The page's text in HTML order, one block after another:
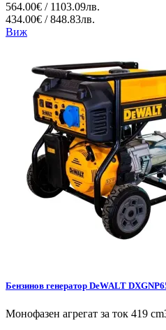
564.00€ / 1103.09лв.
434.00€ / 848.83лв.
Виж
Бензинов генератор DeWALT
Монофазен агрегат за ток 419